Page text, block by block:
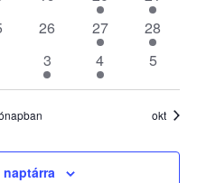
eseményekesemény
0
események
26
1
esemény
27
1
28
események
1
esemény
3
1
esemény
4
0
5
okt
naptárra